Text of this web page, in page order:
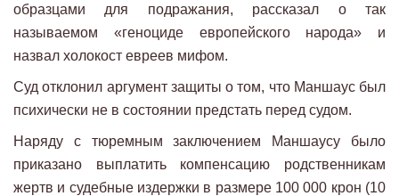
образцами для подражания, рассказал о так
называемом «геноциде европейского народа» и
назвал холокост евреев мифом.
Суд отклонил аргумент защиты о том, что Маншаус был
психически не в состоянии предстать перед судом.
Наряду с тюремным заключением Маншаусу было
приказано выплатить компенсацию родственникам
жертв и судебные издержки в размере 100 000 крон (10